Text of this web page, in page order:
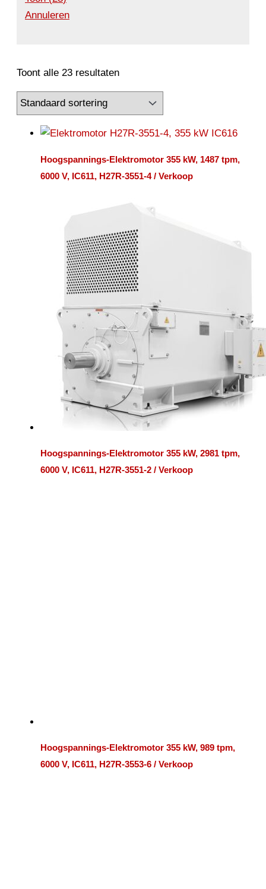
Annuleren
Toont alle 23 resultaten
Hoogspannings-Elektromotor 355 kW, 1487 tpm,
6000 V, IC611, H27R-3551-4 / Verkoop
Hoogspannings-Elektromotor 355 kW, 2981 tpm,
6000 V, IC611, H27R-3551-2 / Verkoop
Hoogspannings-Elektromotor 355 kW, 989 tpm,
6000 V, IC611, H27R-3553-6 / Verkoop